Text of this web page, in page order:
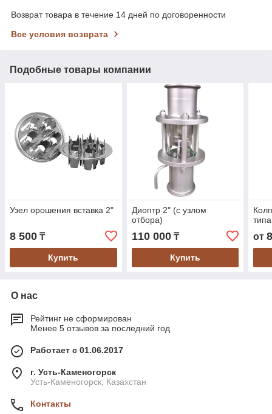
Возврат товара в течение 14 дней по договоренности
Все условия возврата
Подобные товары компании
Узел орошения вставка 2"
8 500 ₸
Купить
Диоптр 2" (с узлом
отбора)
110 000₸
Купить
от
О нас
Рейтинг не сформирован
Менее 5 отзывов за последний год
Работает с 01.06.2017
г. Усть-Каменогорск
Усть-Каменогорск, Казахстан
Контакты